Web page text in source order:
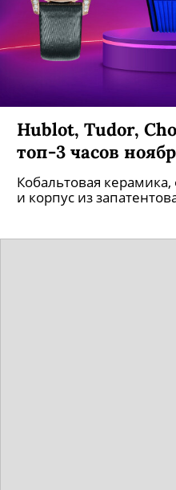
Hublot, Tudor,
топ-3 часов
Кобальтовая
и корпус из